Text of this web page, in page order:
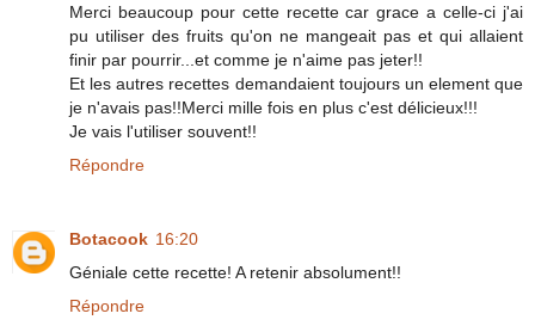
Merci beaucoup pour cette recette car grace a celle-ci j'ai
pu utiliser des fruits qu'on ne mangeait pas et qui allaient
finir par pourrir...et comme je n'aime pas jeter!!
Et les autres recettes demandaient toujours un element que
je n'avais pas!!Merci mille fois en plus c'est délicieux!!!
Je vais l'utiliser souvent!!
Répondre
Botacook 16:20
Géniale cette recette! A retenir absolument!!
Répondre